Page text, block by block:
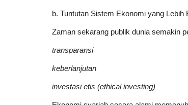
b. Tuntutan Sistem Ekonomi yang Lebih
Zaman sekarang publik dunia semakin
transparansi
keberlanjutan
investasi etis (ethical investing)
Bisnis